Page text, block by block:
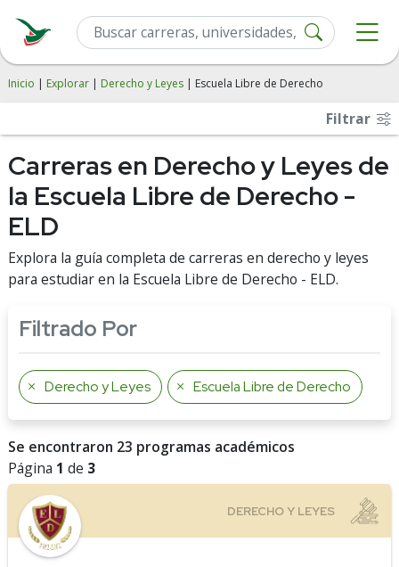
Inicio | Explorar | Derecho y Leyes | Escuela Libre de Derecho
Filtrar
Carreras en Derecho y Leyes de
la Escuela Libre de Derecho -
ELD
Explora la guía completa de carreras en derecho y leyes
para estudiar en la Escuela Libre de Derecho - ELD.
Filtrado Por
Derecho y Leyes Escuela Libre de Derecho
Se encontraron 23 programas académicos
Página 1 de 3